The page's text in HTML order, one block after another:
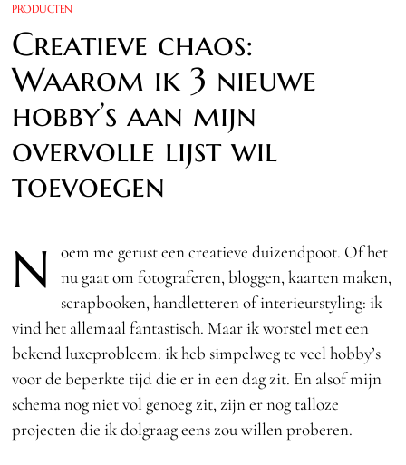
PRODUCTEN
Creatieve chaos:
Waarom ik 3 nieuwe
hobby’s aan mijn
overvolle lijst wil
toevoegen
N
oem me gerust een creatieve duizendpoot. Of het
nu gaat om fotograferen, bloggen, kaarten maken,
scrapbooken, handletteren of interieurstyling: ik
vind het allemaal fantastisch. Maar ik worstel met een
bekend luxeprobleem: ik heb simpelweg te veel hobby’s
voor de beperkte tijd die er in een dag zit. En alsof mijn
schema nog niet vol genoeg zit, zijn er nog talloze
projecten die ik dolgraag eens zou willen proberen.